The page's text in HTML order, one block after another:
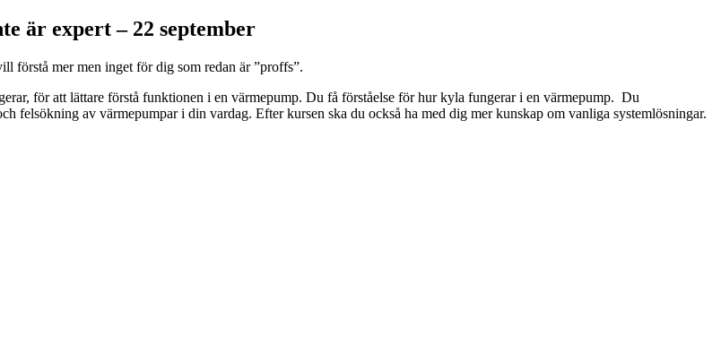
är expert – 22 september
förstå mer men inget för dig som redan är ”proffs”.
för att lättare förstå funktionen i en värmepump. Du få förståelse för hur kyla fungerar i en värmepump. Du
felsökning av värmepumpar i din vardag. Efter kursen ska du också ha med dig mer kunskap om vanliga systemlösningar.